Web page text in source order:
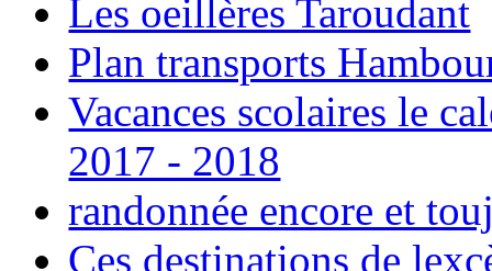
Les oeillères Taroudant
Plan transports
Vacances scolaires le
2017 - 2018
randonnée encore et
Ces destinations de